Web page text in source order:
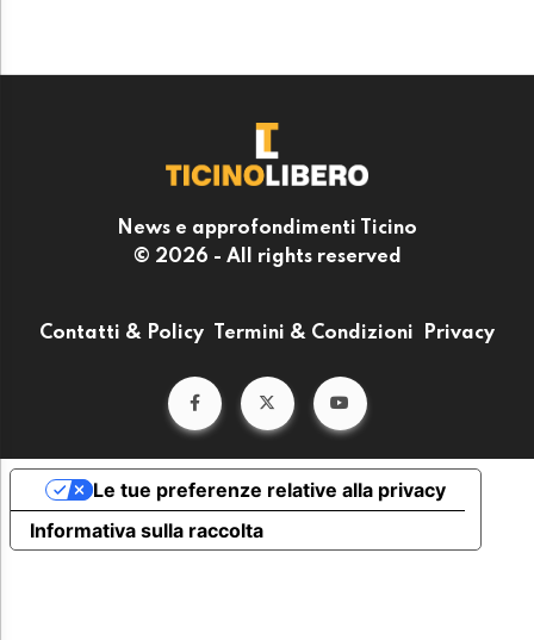
News e approfondimenti Ticino
© 2026 - All rights reserved
Contatti & Policy Termini & Condizioni Privacy
Informativa sulla raccolta
Le tue preferenze relative alla privacy